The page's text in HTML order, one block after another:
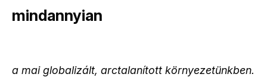
mindannyian
a mai globalizált, arctalanított környezetünkben.